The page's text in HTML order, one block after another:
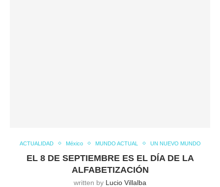
ACTUALIDAD México MUNDO ACTUAL UN NUEVO MUNDO
EL 8 DE SEPTIEMBRE ES EL DÍA DE LA
ALFABETIZACIÓN
written by Lucio Villalba